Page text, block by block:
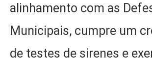
alinhamento com as
Municipais, cumpre um
de testes de sirenes e